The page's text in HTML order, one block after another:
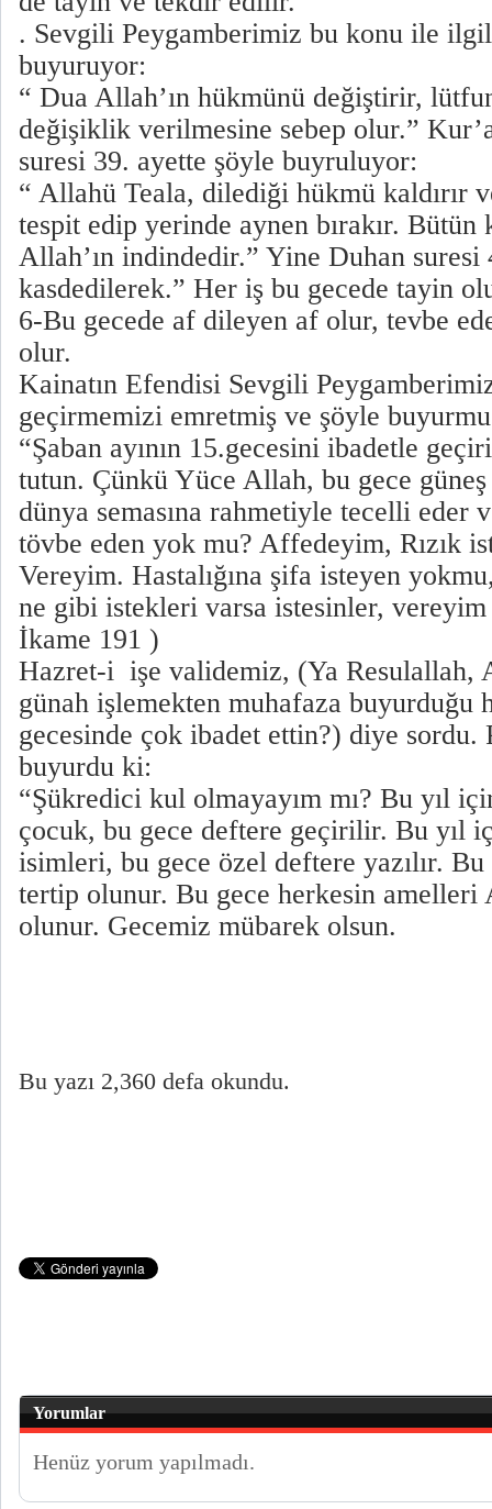
. Sevgili Peygamberimiz bu konu ile
buyuruyor:
“ Dua Allah’ın hükmünü değiştirir,
değişiklik verilmesine sebep olur.”
suresi 39. ayette şöyle buyruluyor:
“ Allahü Teala, dilediği hükmü kaldırır
tespit edip yerinde aynen bırakır. Bütün
Allah’ın indindedir.” Yine Duhan suresi
kasdedilerek.” Her iş bu gecede tayin
6-Bu gecede af dileyen af olur, tevbe
olur.
Kainatın Efendisi Sevgili
geçirmemizi emretmiş ve şöyle
“Şaban ayının 15.gecesini ibadetle
tutun. Çünkü Yüce Allah, bu gece
dünya semasına rahmetiyle tecelli eder
tövbe eden yok mu? Affedeyim, Rızık
Vereyim. Hastalığına şifa isteyen
ne gibi istekleri varsa istesinler,
İkame 191 )
Hazret-i işe validemiz, (Ya Resulallah,
günah işlemekten muhafaza buyurduğu
gecesinde çok ibadet ettin?) diye sordu.
buyurdu ki:
“Şükredici kul olmayayım mı? Bu yıl
çocuk, bu gece deftere geçirilir. Bu yıl
isimleri, bu gece özel deftere yazılır. Bu
tertip olunur. Bu gece herkesin amelleri
olunur. Gecemiz mübarek olsun.
Bu yazı 2,360 defa okundu.
Yorumlar
Henüz yorum yapılmadı.